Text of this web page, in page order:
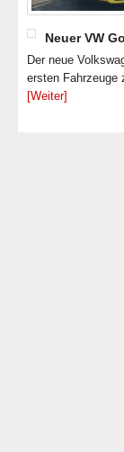
Neuer VW
Der neue
ersten Fahrzeuge
[Weiter]